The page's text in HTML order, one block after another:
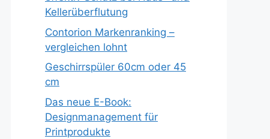
Kellerüberflutung
Contorion Markenranking –
vergleichen lohnt
Geschirrspüler 60cm oder 45
cm
Das neue E-Book:
Designmanagement für
Printprodukte